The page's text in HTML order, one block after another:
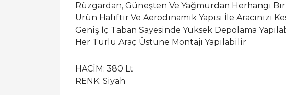
Rüzgardan, Güneşten Ve Yağmurdan Herhangi
Ürün Hafiftir Ve Aerodinamik Yapısı İle Aracınızı
Geniş İç Taban Sayesinde Yüksek Depolama
Her Türlü Araç Üstüne Montajı Yapılabilir
HACİM: 380 Lt
RENK: Siyah